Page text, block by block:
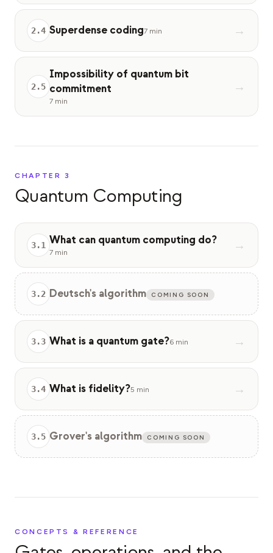
2.4 Superdense coding7 min →
2.5
Impossibility of quantum bit
commitment
7 min
→
CHAPTER3
Quantum Computing
3.1 What can quantum computing do?
7 min →
3.2 Deutsch's algorithm COMING SOON
3.3 What is a quantum gate?6 min →
3.4 What is fidelity?5 min →
3.5 Grover's algorithm COMING SOON
CONCEPTS & REFERENCE